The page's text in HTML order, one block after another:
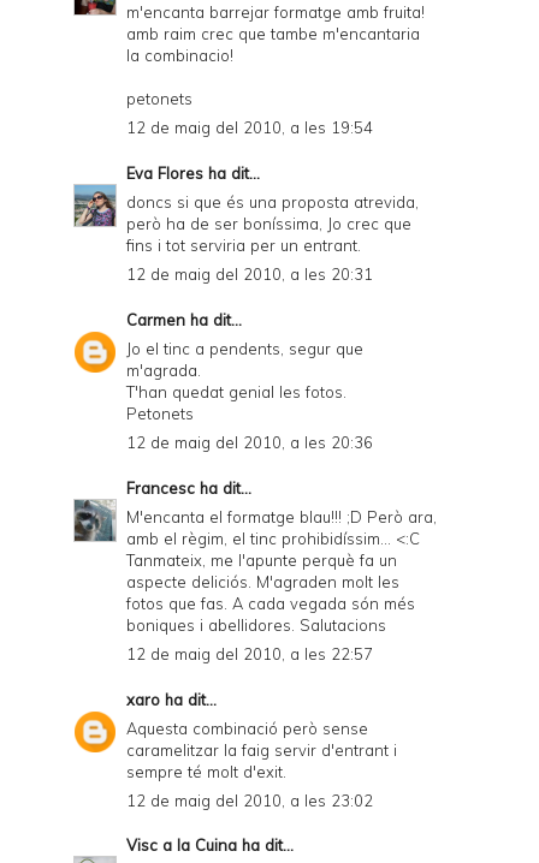
m'encanta barrejar formatge amb fruita!
amb raim crec que tambe m'encantaria
la combinacio!
petonets
12 de maig del 2010, a les 19:54
Eva Flores ha dit...
doncs si que és una proposta atrevida,
però ha de ser boníssima, Jo crec que
fins i tot serviria per un entrant.
12 de maig del 2010, a les 20:31
Carmen ha dit...
Jo el tinc a pendents, segur que
m'agrada.
T'han quedat genial les fotos.
Petonets
12 de maig del 2010, a les 20:36
Francesc ha dit...
M'encanta el formatge blau!!! ;D Però ara,
amb el règim, el tinc prohibidíssim... <:C
Tanmateix, me l'apunte perquè fa un
aspecte deliciós. M'agraden molt les
fotos que fas. A cada vegada són més
boniques i abellidores. Salutacions
12 de maig del 2010, a les 22:57
xaro ha dit...
Aquesta combinació però sense
caramelitzar la faig servir d'entrant i
sempre té molt d'exit.
12 de maig del 2010, a les 23:02
Visc a la Cuina ha dit...